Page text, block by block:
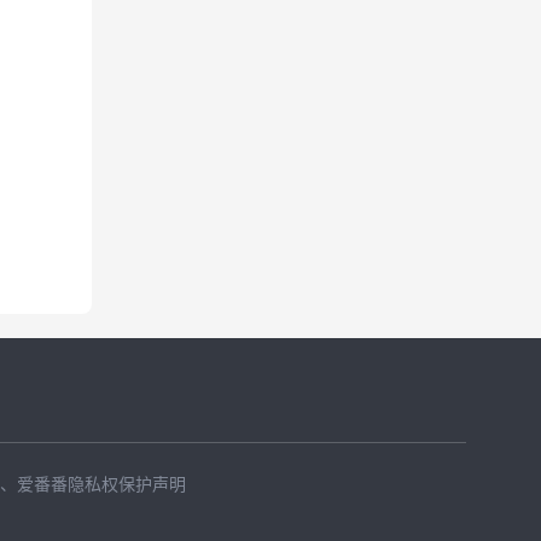
、 爱番番隐私权保护声明